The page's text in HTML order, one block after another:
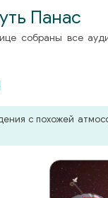
Панас
собраны все
с похожей